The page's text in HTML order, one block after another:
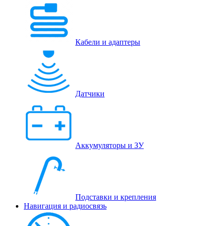
Кабели и адаптеры
Датчики
Аккумуляторы и ЗУ
Подставки и крепления
Навигация и радиосвязь